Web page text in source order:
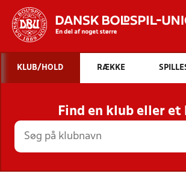
Hvad
INDHOLD
STILLINGER, RESULTATER,
HOLD
KLUB/HOLD RÆKKE
Find en klub eller et